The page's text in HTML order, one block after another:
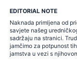
EDITORIAL NOTE
Naknada primljena od
savjete našeg
sadržaju na stranici.
jamčimo za potpunost
jamstva u vezi s